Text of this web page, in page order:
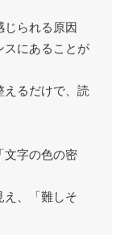
じられる原因
スにあることが
えるだけで、読
文字の色の密
え、「難しそ